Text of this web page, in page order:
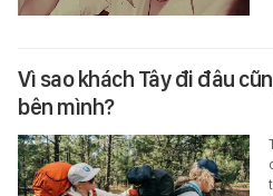
Vì sao khách Tây đi đâu
bên mình?